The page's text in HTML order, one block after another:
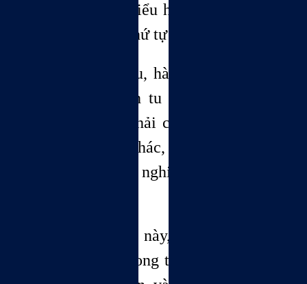
Nếu muốn dễ hiểu hơn thì chúng ta
sẽ đặt lại theo thứ tự
như sau: học, tu, hành, tu, học, v.v.
Trong qúa trình tu hành và tu học
này, chúng ta phải cần đến thêm ba
yếu tố hỗ trợ khác, bao gồm: kiểm
nghiệm, thực nghiệm và chứng
Thiếu ba yếu tố này, thì chúng ta sẽ
dễ phiêu lưu trong thế giới của suy